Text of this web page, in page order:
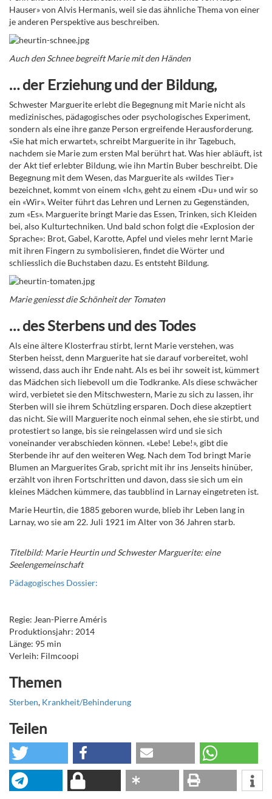
Hauser» von Alvis Hermanis, weil sie das ähnliche Thema von einer
je anderen Perspektive aus beschreiben.
Auch den Schnee begreift Marie mit den Händen
… der Erziehung und der Bildung,
Schwester Marguerite erlebt die Begegnung mit Marie nicht als
medizinisches, pädagogisches oder psychologisches Experiment,
sondern als eine ihre ganze Person ergreifende Herausforderung.
«Sie hat mich erwartet», schreibt Marguerite in ihr Tagebuch,
nachdem sie Marie zum ersten Mal berührt hat. Was hier abläuft, ist
der Akt tief erlebter Bildung, wie ihn Martin Buber beschreibt. Die
Begegnung mit dem Wesen, das Marguerite als «wildes Tier»
bezeichnet, kommt von einem «Ich», geht zu einem «Du» und wir so
ein «Wir». Weiter führt das Lehren und Lernen zu Gegenständen,
zum «Es». Marguerite bringt Marie das Essen, Trinken, sich Kleiden
bei, also Kulturtechniken. Und bald schon folgt die «Explosion der
Sprache»: Brot, Gabel, Karotte, Apfel und vieles mehr lernt Marie
mit ihren Fingern zu symbolisieren, findet die Wörter und
schliesslich die Buchstaben dazu. Es entsteht Bildung.
Marie geniesst die Schönheit der Tomaten
… des Sterbens und des Todes
Als eine ältere Klosterfrau stirbt, lernt Marie verstehen, was
Sterben heisst, denn Marguerite hat sie darauf vorbereitet, wohl
wissend, dass auch ihr Ende naht. Als es bei ihr soweit ist, kümmert
das Mädchen sich liebevoll um die Todkranke. Als diese schwächer
wird, verbietet sie den Mitschwestern, Marie zu sich zu lassen, ihr
Sterben will sie ihrem Schützling ersparen. Doch diese akzeptiert
das nicht. Sie will Marguerite noch einmal sehen, ehe sie stirbt, und
protestiert so lange, bis sie reingelassen wird und sie sich
voneinander verabschieden können. «Lebe! Lebe!», gibt die
Sterbende ihr auf den weiteren Weg. Nach dem Tod bringt Marie
Blumen an Marguerites Grab, spricht mit ihr ins Jenseits hinüber,
erzählt von ihren Fortschritten und davon, dass sie sich um ein
kleines Mädchen kümmere, das taubblind in Larnay eingetreten ist.
Marie Heurtin, die 1885 geboren wurde, blieb ihr Leben lang in
Larnay, wo sie am 22. Juli 1921 im Alter von 36 Jahren starb.
Titelbild: Marie Heurtin und Schwester Marguerite: eine
Seelengemeinschaft
Pädagogisches Dossier:
Regie: Jean-Pierre Améris
Produktionsjahr: 2014
Länge: 95 min
Verleih: Filmcoopi
Themen
Sterben, Krankheit/Behinderung
Teilen